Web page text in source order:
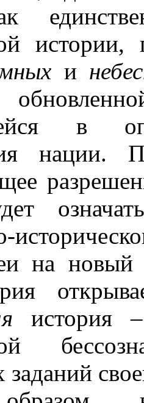
истории,
и
в
нации.
на новый
история –
заданий